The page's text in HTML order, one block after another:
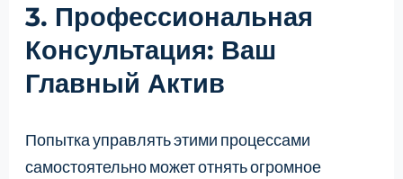
3. Профессиональная
Консультация: Ваш
Главный Актив
Попытка управлять этими процессами
самостоятельно может отнять огромное